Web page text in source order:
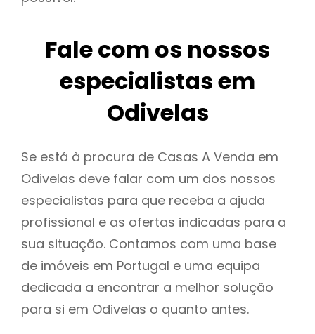
Fale com os nossos
especialistas em
Odivelas
Se está à procura de Casas A Venda em
Odivelas deve falar com um dos nossos
especialistas para que receba a ajuda
profissional e as ofertas indicadas para a
sua situação. Contamos com uma base
de imóveis em Portugal e uma equipa
dedicada a encontrar a melhor solução
para si em Odivelas o quanto antes.